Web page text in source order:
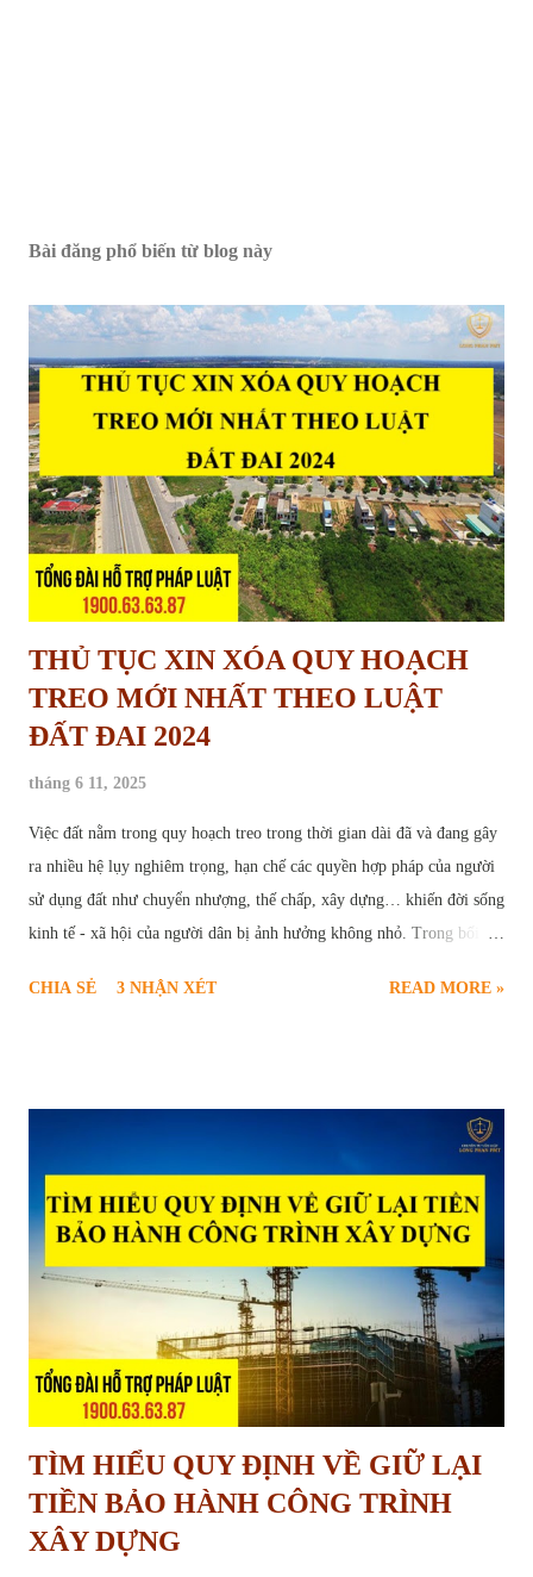
Bài đăng phổ biến từ blog này
THỦ TỤC XIN XÓA QUY HOẠCH
TREO MỚI NHẤT THEO LUẬT
ĐẤT ĐAI 2024
tháng 6 11, 2025
Việc đất nằm trong quy hoạch treo trong thời gian dài đã và đang gây
ra nhiều hệ lụy nghiêm trọng, hạn chế các quyền hợp pháp của người
sử dụng đất như chuyển nhượng, thế chấp, xây dựng… khiến đời sống
kinh tế - xã hội của người dân bị ảnh hưởng không nhỏ. Trong bối
thiết và chính đáng của nhiều hộ gia đình, cá nhân. Để giúp người dân
mới nhất tại Luật Đất đai năm 2024. Thủ tục yêu cầu xóa quy hoạch
hoạch treo là hiện tượng một khu vực đất đã được xác định trong kế
hoạch sử dụng đất, dự kiến thực hiện dự án nhưng trong nhiều năm
không được triển khai trên thực tế, dẫn đến việc đất rơi vào tình trạng
“chờ đợi”, không được sử dụng đúng mục...
CHIA SẺ 3 NHẬN XÉT READ MORE »
TÌM HIỂU QUY ĐỊNH VỀ GIỮ LẠI
TIỀN BẢO HÀNH CÔNG TRÌNH
XÂY DỰNG